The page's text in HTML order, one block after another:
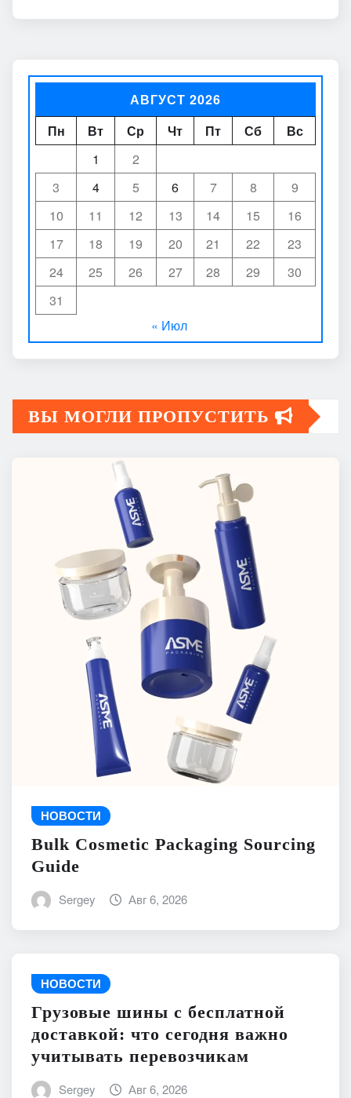
АВГУСТ 2026
Пн
Вт Ср Чт Пт Сб
Вс
1
2
3
4 5 6 7 8
9
10
11 12 13 14 15
16
17
18 19 20 21 22
23
24
25 26 27 28 29
30
31
« Июл
ВЫ МОГЛИ ПРОПУСТИТЬ
НОВОСТИ
Bulk Cosmetic Packaging Sourcing
Guide
Sergey Авг 6, 2026
НОВОСТИ
Грузовые шины с бесплатной
доставкой: что сегодня важно
учитывать перевозчикам
Sergey Авг 6, 2026